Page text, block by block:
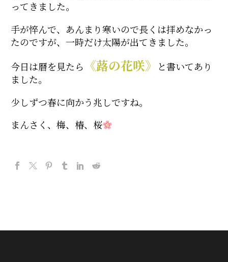
ってきました。
手が悴んで、あんまり寒いので長くは拝めなかっ
たのですが、一時だけ太陽が出てきました。
今日は暦を見たら 《蕗の花咲》
と書いてあり
ました。
少しずつ春に向かう兆しですね。
まんさく、梅、椿、桜